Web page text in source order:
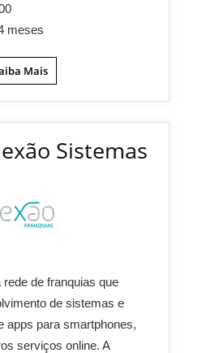
meses
Mais
Sistemas
de franquias que
de sistemas e
apps para smartphones,
serviços online. A